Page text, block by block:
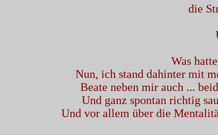
die
Was
Nun, ich stand dahinter mit
Beate neben mir auch ...
Und ganz spontan richtig
Und vor allem über die